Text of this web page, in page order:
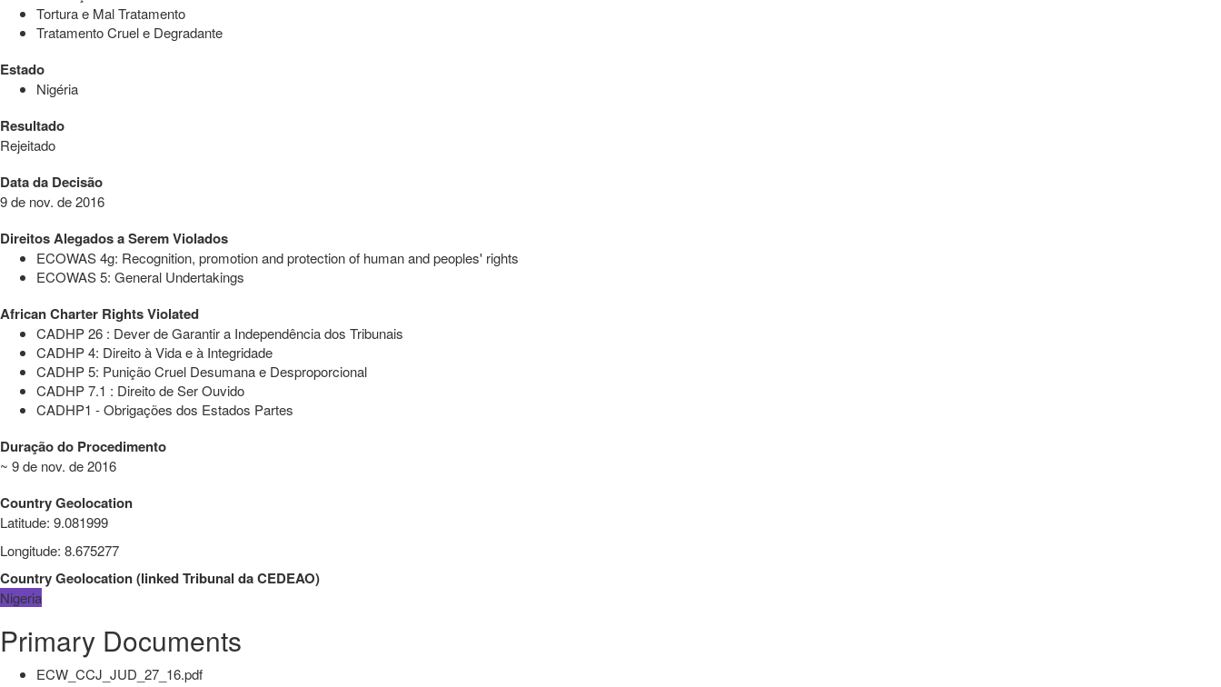
Tortura e Mal Tratamento
Tratamento Cruel e Degradante
Estado
Nigéria
Resultado
Rejeitado
Data da Decisão
9 de nov. de 2016
Direitos Alegados a Serem Violados
ECOWAS 4g: Recognition, promotion and protection of human and peoples' rights
ECOWAS 5: General Undertakings
African Charter Rights Violated
CADHP 26 : Dever de Garantir a Independência dos Tribunais
CADHP 4: Direito à Vida e à Integridade
CADHP 5: Punição Cruel Desumana e Desproporcional
CADHP 7.1 : Direito de Ser Ouvido
CADHP1 - Obrigações dos Estados Partes
Duração do Procedimento
~ 9 de nov. de 2016
Country Geolocation
Latitude: 9.081999
Longitude: 8.675277
Country Geolocation(linkedTribunal da CEDEAO)
Nigeria
Primary Documents
ECW_CCJ_JUD_27_16.pdf